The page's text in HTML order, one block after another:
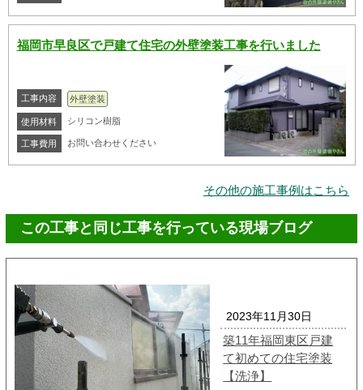
福岡市早良区で戸建て住宅の外壁塗装工事を行いました
工事内容 外壁塗装
使用材料 シリコン樹脂
工事費用 お問い合わせください
その他の施工事例はこちら
この工事と同じ工事を行っている現場ブログ
2023年11月30日
築11年福岡東区戸建
て初めての住宅塗装
【洗浄】